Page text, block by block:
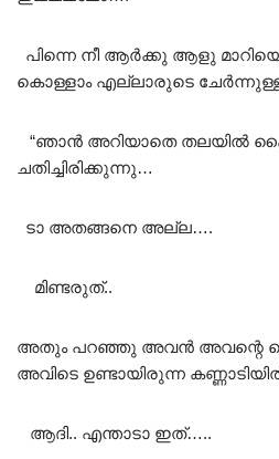
പിന്നെ നീ ആർക്കു ആളു
കൊള്ളാം എല്ലാരുടെ
“ഞാൻ അറിയാതെ തലയിൽ
ചതിച്ചിരിക്കുന്നു…
ടാ അതങ്ങനെ അല്ല….
മിണ്ടരുത്..
അതും പറഞ്ഞു അവൻ
അവിടെ ഉണ്ടായിരുന്ന
ആദി.. എന്താടാ ഇത്…..